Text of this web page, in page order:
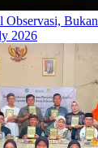
2026